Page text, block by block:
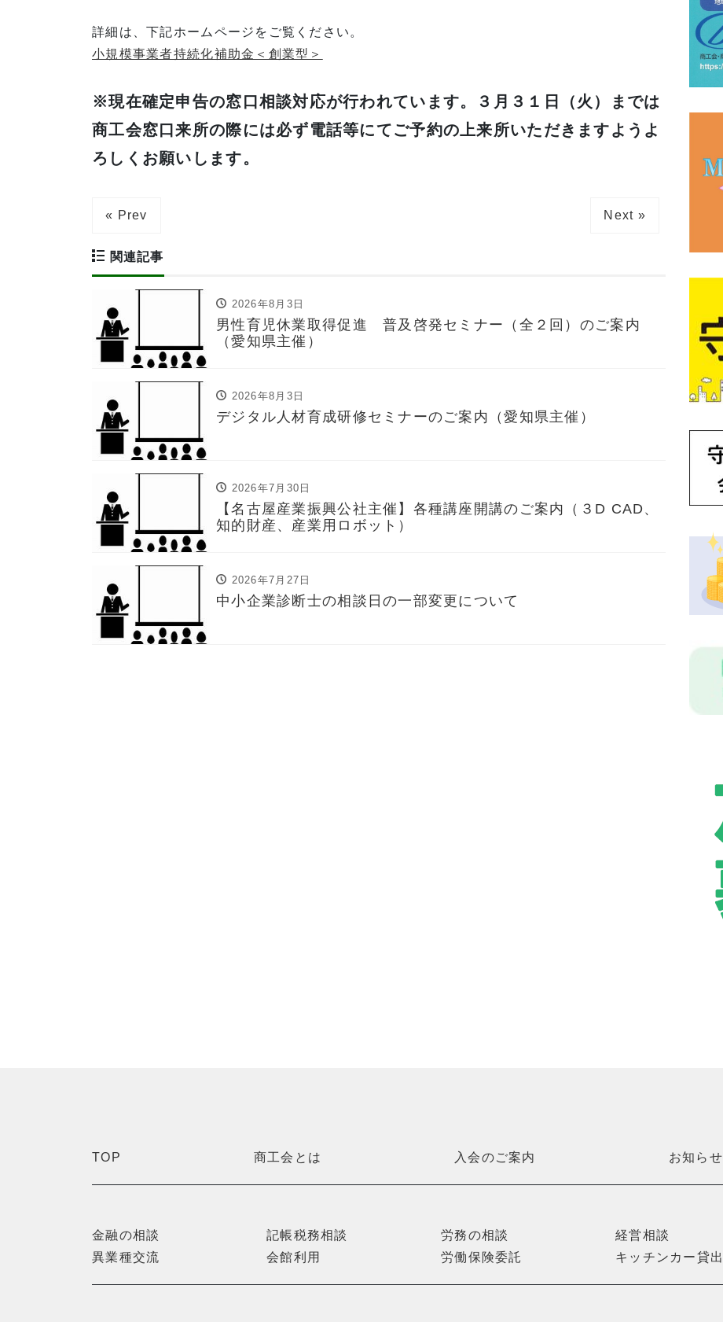
詳細は、下記ホームページをご覧ください。
小規模事業者持続化補助金＜創業型＞
※現在確定申告の窓口相談対応が行われています。３月３１日（火）までは
商工会窓口来所の際には必ず電話等にてご予約の上来所いただきますようよ
ろしくお願いします。
« Prev Next »
関連記事
2026年8月3日
男性育児休業取得促進 普及啓発セミナー（全２回）のご案内
（愛知県主催）
2026年8月3日
デジタル人材育成研修セミナーのご案内（愛知県主催）
2026年7月30日
【名古屋産業振興公社主催】各種講座開講のご案内（３D CAD、
知的財産、産業用ロボット）
2026年7月27日
中小企業診断士の相談日の一部変更について
TOP 商工会とは 入会のご案内 お知らせ
金融の相談 記帳税務相談 労務の相談 経営相談
異業種交流
会館利用 労働保険委託 キッチンカー貸出